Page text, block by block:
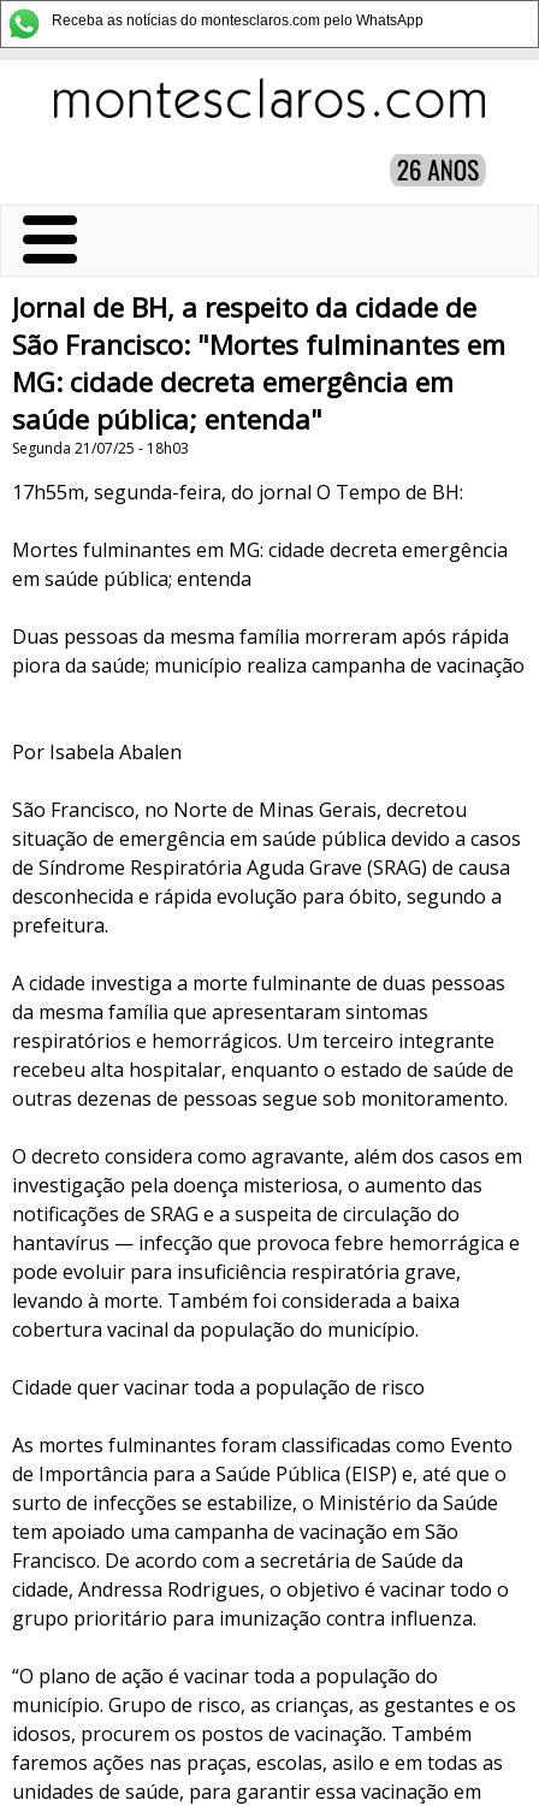
Receba as notícias do montesclaros.com pelo WhatsApp
Jornal de BH, a respeito da cidade de
São Francisco: "Mortes fulminantes em
MG: cidade decreta emergência em
saúde pública; entenda"
Segunda 21/07/25 - 18h03
17h55m, segunda-feira, do jornal O Tempo de BH:
Mortes fulminantes em MG: cidade decreta emergência
em saúde pública; entenda
Duas pessoas da mesma família morreram após rápida
piora da saúde; município realiza campanha de vacinação
Por Isabela Abalen
São Francisco, no Norte de Minas Gerais, decretou
situação de emergência em saúde pública devido a casos
de Síndrome Respiratória Aguda Grave (SRAG) de causa
desconhecida e rápida evolução para óbito, segundo a
prefeitura.
A cidade investiga a morte fulminante de duas pessoas
da mesma família que apresentaram sintomas
respiratórios e hemorrágicos. Um terceiro integrante
recebeu alta hospitalar, enquanto o estado de saúde de
outras dezenas de pessoas segue sob monitoramento.
O decreto considera como agravante, além dos casos em
investigação pela doença misteriosa, o aumento das
notificações de SRAG e a suspeita de circulação do
hantavírus — infecção que provoca febre hemorrágica e
pode evoluir para insuficiência respiratória grave,
levando à morte. Também foi considerada a baixa
cobertura vacinal da população do município.
Cidade quer vacinar toda a população de risco
As mortes fulminantes foram classificadas como Evento
de Importância para a Saúde Pública (EISP) e, até que o
surto de infecções se estabilize, o Ministério da Saúde
tem apoiado uma campanha de vacinação em São
Francisco. De acordo com a secretária de Saúde da
cidade, Andressa Rodrigues, o objetivo é vacinar todo o
grupo prioritário para imunização contra influenza.
“O plano de ação é vacinar toda a população do
município. Grupo de risco, as crianças, as gestantes e os
idosos, procurem os postos de vacinação. Também
faremos ações nas praças, escolas, asilo e em todas as
unidades de saúde, para garantir essa vacinação em